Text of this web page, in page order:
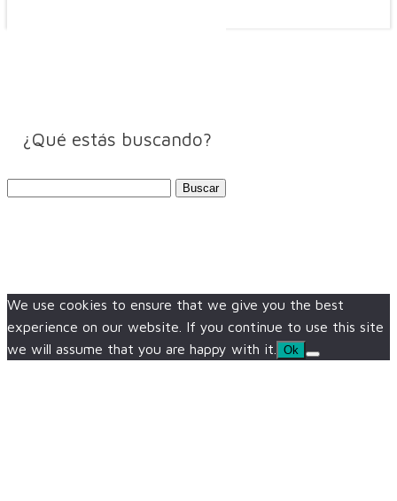
¿Qué estás buscando?
We use cookies to ensure that we give you the best
experience on our website. If you continue to use this site
we will assume that you are happy with it.
Ok